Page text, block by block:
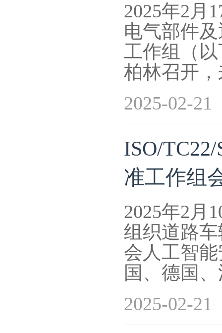
2025年2月
电气部件
工作组（以
柏林召开
2025-02-21
ISO/
准工作组
2025年2月
组织道路
会人工智
国、德国
2025-02-21